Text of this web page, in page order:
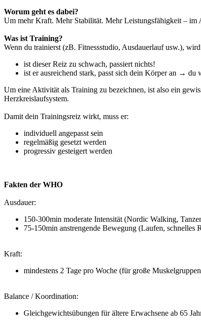
Worum geht es dabei?
Um mehr Kraft. Mehr Stabilität. Mehr Leistungsfähigkeit – im
Was ist Training?
Wenn du trainierst (zB. Fitnessstudio, Ausdauerlauf usw.),
ist dieser Reiz zu schwach, passiert nichts!
ist er ausreichend stark, passt sich dein Körper an → du
Um eine Aktivität als Training zu bezeichnen, ist also ein
Herzkreislaufsystem.
Damit dein Trainingsreiz wirkt, muss er:
individuell angepasst sein
regelmäßig gesetzt werden
progressiv gesteigert werden
Fakten der WHO
Ausdauer:
150-300min moderate Intensität (Nordic Walking,
75-150min anstrengende Bewegung (Laufen, schnelles
Kraft:
mindestens 2 Tage pro Woche (für große
Balance / Koordination:
Gleichgewichtsübungen für ältere Erwachsene ab 65